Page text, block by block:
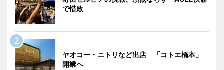
で惜敗
ヤオコー・ニトリなど出店 「コトエ橋本」
開業へ